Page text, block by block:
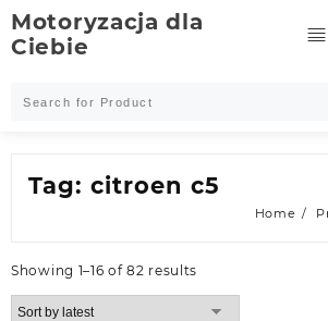
Skip
to
content
Motoryzacja dla
Ciebie
Tag: citroen c5
Home
Showing 1–16 of 82 results